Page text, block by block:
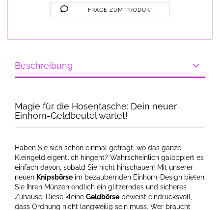
FRAGE ZUM PRODUKT
Beschreibung
Magie für die Hosentasche: Dein neuer
Einhorn-Geldbeutel wartet!
Haben Sie sich schon einmal gefragt, wo das ganze
Kleingeld eigentlich hingeht? Wahrscheinlich galoppiert es
einfach davon, sobald Sie nicht hinschauen! Mit unserer
neuen Knipsbörse im bezaubernden Einhorn-Design bieten
Sie Ihren Münzen endlich ein glitzerndes und sicheres
Zuhause. Diese kleine Geldbörse beweist eindrucksvoll,
dass Ordnung nicht langweilig sein muss. Wer braucht